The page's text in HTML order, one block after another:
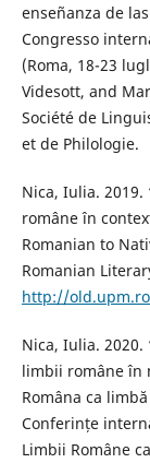
enseñanza de
Congresso
(Roma, 18-23
Videsott, and
Société de
et de Philologie.
Nica, Iulia.
române în
Romanian to
Romanian
http://
Nica, Iulia.
limbii române în
Româna ca
Conferințe
Limbii Române